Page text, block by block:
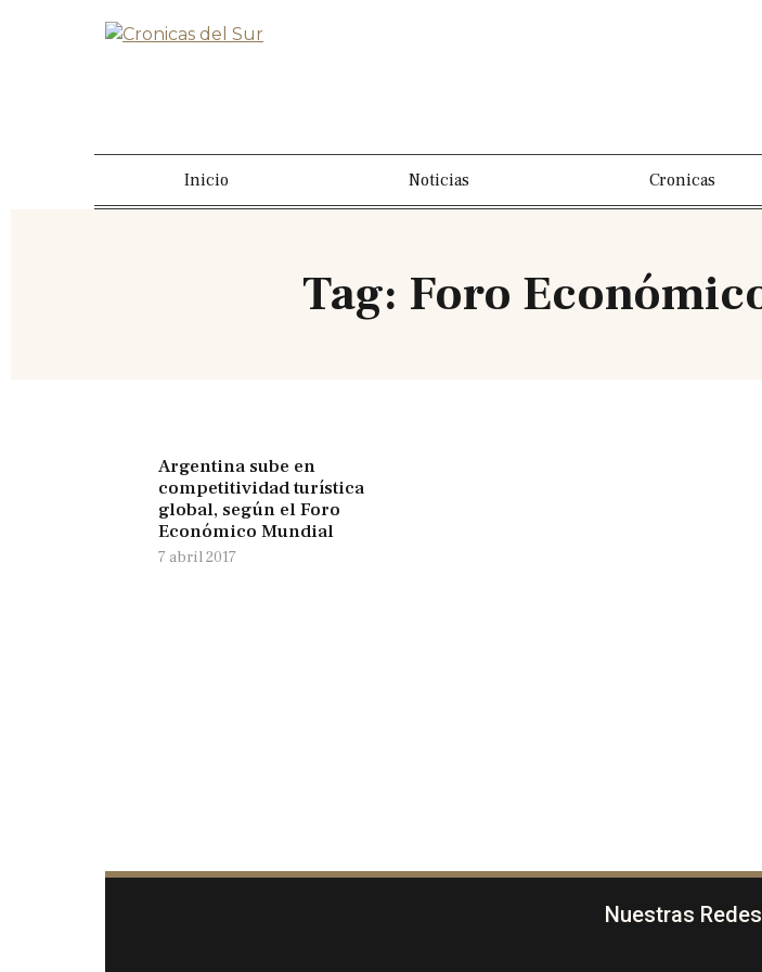
Inicio Noticias Cronicas
Tag: Foro
Argentina sube en
competitividad turística
global, según el Foro
Económico Mundial
7 abril 2017
Nuestras